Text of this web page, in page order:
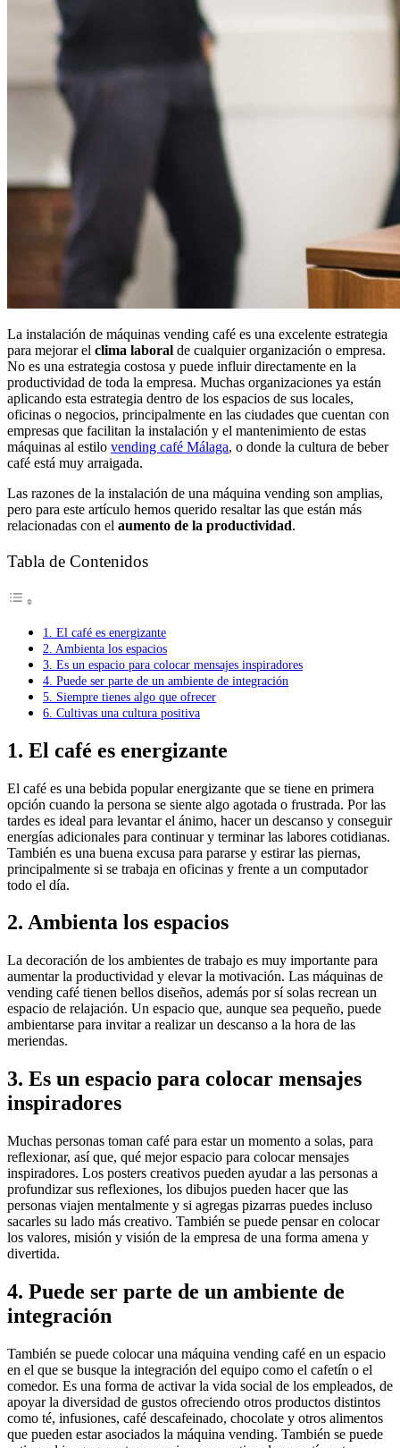
La instalación de máquinas vending café es una excelente estrategia
para mejorar el clima laboral de cualquier organización o empresa.
No es una estrategia costosa y puede influir directamente en la
productividad de toda la empresa. Muchas organizaciones ya están
aplicando esta estrategia dentro de los espacios de sus locales,
oficinas o negocios, principalmente en las ciudades que cuentan con
empresas que facilitan la instalación y el mantenimiento de estas
máquinas al estilo vending café Málaga, o donde la cultura de beber
café está muy arraigada.
Las razones de la instalación de una máquina vending son amplias,
pero para este artículo hemos querido resaltar las que están más
relacionadas con el aumento de la productividad.
Tabla de Contenidos
1. El café es energizante
2. Ambienta los espacios
3. Es un espacio para colocar mensajes inspiradores
4. Puede ser parte de un ambiente de integración
5. Siempre tienes algo que ofrecer
6. Cultivas una cultura positiva
1. El café es energizante
El café es una bebida popular energizante que se tiene en primera
opción cuando la persona se siente algo agotada o frustrada. Por las
tardes es ideal para levantar el ánimo, hacer un descanso y conseguir
energías adicionales para continuar y terminar las labores cotidianas.
También es una buena excusa para pararse y estirar las piernas,
principalmente si se trabaja en oficinas y frente a un computador
todo el día.
2. Ambienta los espacios
La decoración de los ambientes de trabajo es muy importante para
aumentar la productividad y elevar la motivación. Las máquinas de
vending café tienen bellos diseños, además por sí solas recrean un
espacio de relajación. Un espacio que, aunque sea pequeño, puede
ambientarse para invitar a realizar un descanso a la hora de las
meriendas.
3. Es un espacio para colocar mensajes
inspiradores
Muchas personas toman café para estar un momento a solas, para
reflexionar, así que, qué mejor espacio para colocar mensajes
inspiradores. Los posters creativos pueden ayudar a las personas a
profundizar sus reflexiones, los dibujos pueden hacer que las
personas viajen mentalmente y si agregas pizarras puedes incluso
sacarles su lado más creativo. También se puede pensar en colocar
los valores, misión y visión de la empresa de una forma amena y
divertida.
4. Puede ser parte de un ambiente de
integración
También se puede colocar una máquina vending café en un espacio
en el que se busque la integración del equipo como el cafetín o el
comedor. Es una forma de activar la vida social de los empleados, de
apoyar la diversidad de gustos ofreciendo otros productos distintos
como té, infusiones, café descafeinado, chocolate y otros alimentos
que pueden estar asociados la máquina vending. También se puede